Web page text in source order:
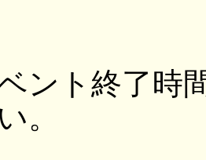
ント終了時
。